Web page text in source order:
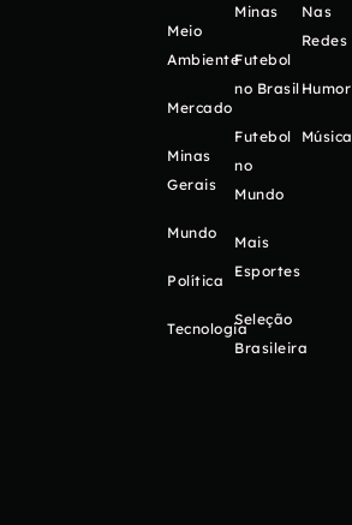
Meio
Ambiente
Mercado
Minas
Gerais
Mundo
Política
Tecnologia
Minas
Futebol
no Brasil
Futebol
no
Mundo
Mais
Esportes
Seleção
Brasileira
Nas
Redes
Humor
Música